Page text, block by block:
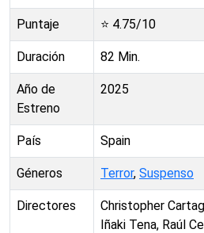
Puntaje ⭐ 4.75/10
Duración 82 Min.
Año de
Estreno
2025
País Spain
Géneros Terror, Suspenso
Directores
Christopher
Iñaki Tena, Raúl